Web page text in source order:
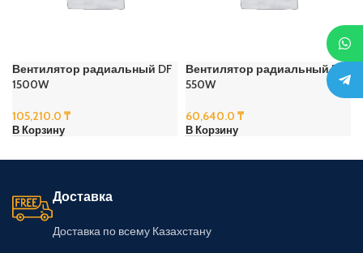
Вентилятор радиальный DF
1500W
105,210.0 ₸
В Корзину
Вентилятор радиальный DF
550W
60,640.0 ₸
В Корзину
Доставка
Доставка по всему Казахстану